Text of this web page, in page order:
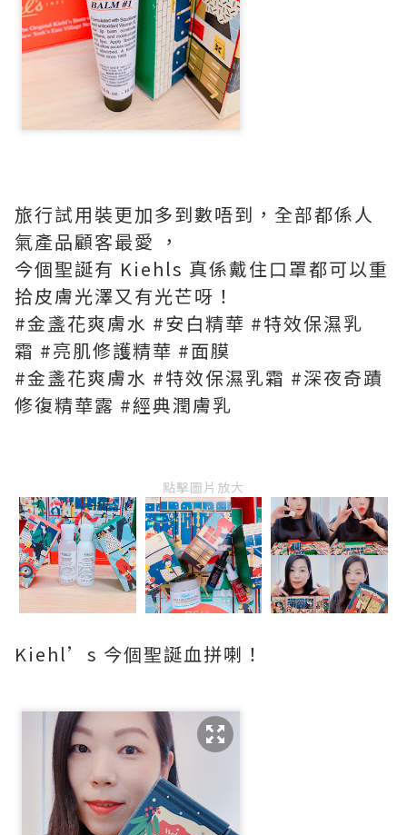
旅行試用裝更加多到數唔到，全部都係人
氣產品顧客最愛 ，
今個聖誕有 Kiehls 真係戴住口罩都可以重
拾皮膚光澤又有光芒呀！
#金盞花爽膚水 #安白精華 #特效保濕乳
霜 #亮肌修護精華 #面膜
#金盞花爽膚水 #特效保濕乳霜 #深夜奇蹟
修復精華露 #經典潤膚乳
點擊圖片放大
Kiehl’s 今個聖誕血拼喇！